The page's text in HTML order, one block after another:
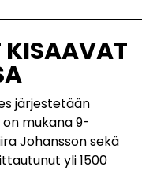
KISAAVAT
järjestetään
on mukana 9-
Johansson sekä
yli 1500